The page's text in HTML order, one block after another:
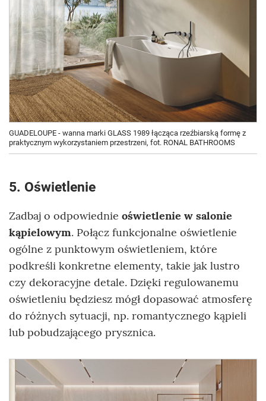
GUADELOUPE - wanna marki GLASS 1989 łącząca rzeźbiarską formę z
praktycznym wykorzystaniem przestrzeni, fot. RONAL BATHROOMS
5. Oświetlenie
Zadbaj o odpowiednie oświetlenie w salonie
kąpielowym. Połącz funkcjonalne oświetlenie
ogólne z punktowym oświetleniem, które
podkreśli konkretne elementy, takie jak lustro
czy dekoracyjne detale. Dzięki regulowanemu
oświetleniu będziesz mógł dopasować atmosferę
do różnych sytuacji, np. romantycznego kąpieli
lub pobudzającego prysznica.